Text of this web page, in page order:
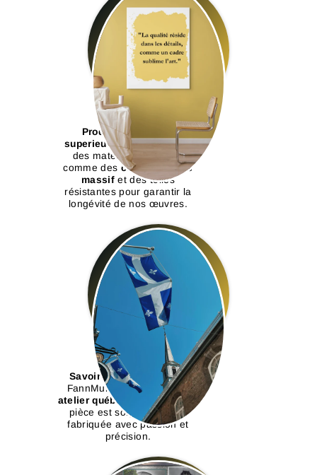
Produits de qualité
superieure : Nous utilisons
des matériaux durables
comme des cadres en bois
massifet des toiles
résistantes pour garantir la
longévité de nos œuvres.
Savoir-faire québécois :
FannMur est fier d’être un
atelier québécois
, où chaque
pièce est soigneusement
fabriquée avec passion et
précision.